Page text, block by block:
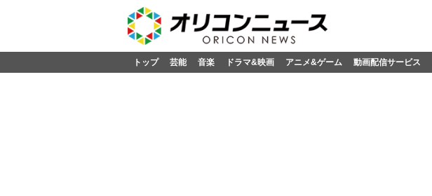
トップ 芸能 音楽 ドラマ&映画 アニメ&ゲーム 動画配信サービス